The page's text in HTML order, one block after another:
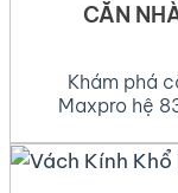
CĂN
MAXPRO
Khám phá
Maxpro hệ
tốt, sang
trình Căn nhà